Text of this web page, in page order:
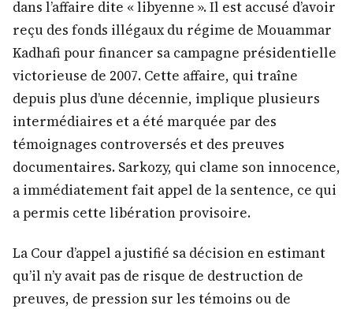
dans l’affaire dite « libyenne ». Il est accusé d’avoir
reçu des fonds illégaux du régime de Mouammar
Kadhafi pour financer sa campagne présidentielle
victorieuse de 2007. Cette affaire, qui traîne
depuis plus d’une décennie, implique plusieurs
intermédiaires et a été marquée par des
témoignages controversés et des preuves
documentaires. Sarkozy, qui clame son innocence,
a immédiatement fait appel de la sentence, ce qui
a permis cette libération provisoire.
La Cour d’appel a justifié sa décision en estimant
qu’il n’y avait pas de risque de destruction de
preuves, de pression sur les témoins ou de